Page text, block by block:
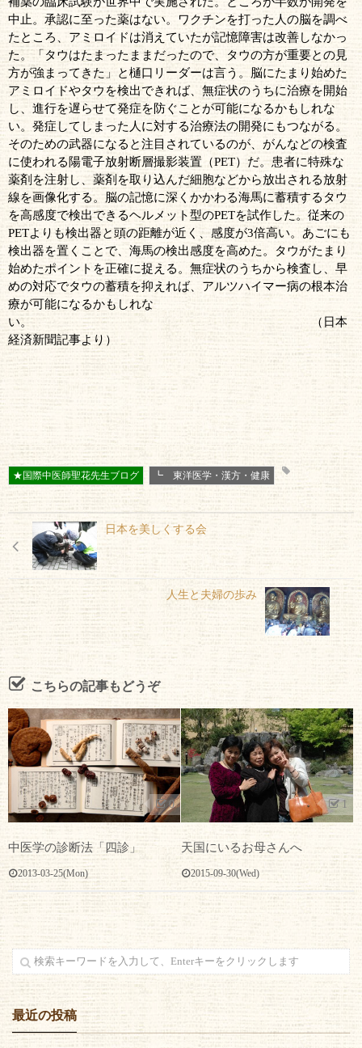
中止。承認に至った薬はない。ワクチンを打った人の脳を調べ
たところ、アミロイドは消えていたが記憶障害は改善しなかっ
た。「タウはたまったままだったので、タウの方が重要との見
方が強まってきた」と樋口リーダーは言う。脳にたまり始めた
アミロイドやタウを検出できれば、無症状のうちに治療を開始
し、進行を遅らせて発症を防ぐことが可能になるかもしれな
い。発症してしまった人に対する治療法の開発にもつながる。
そのための武器になると注目されているのが、がんなどの検査
に使われる陽電子放射断層撮影装置（PET）だ。患者に特殊な
薬剤を注射し、薬剤を取り込んだ細胞などから放出される放射
線を画像化する。脳の記憶に深くかかわる海馬に蓄積するタウ
を高感度で検出できるヘルメット型のPETを試作した。従来の
PETよりも検出器と頭の距離が近く、感度が3倍高い。あごにも
検出器を置くことで、海馬の検出感度を高めた。タウがたまり
始めたポイントを正確に捉える。無症状のうちから検査し、早
めの対応でタウの蓄積を抑えれば、アルツハイマー病の根本治
療が可能になるかもしれな
い。 （日本
経済新聞記事より）
★国際中医師聖花先生ブログ ┗ 東洋医学・漢方・健康
日本を美しくする会
人生と夫婦の歩み
こちらの記事もどうぞ
0
中医学の診断法「四診」
2013-03-25(Mon)
1
天国にいるお母さんへ
2015-09-30(Wed)
最近の投稿